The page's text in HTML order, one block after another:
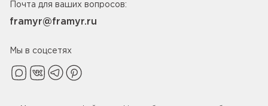
Почта для ваших вопросов:
framyr@framyr.ru
Мы в соцсетях